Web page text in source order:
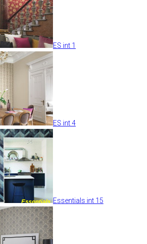
ES int 1
ES int 4
Essentials int 15